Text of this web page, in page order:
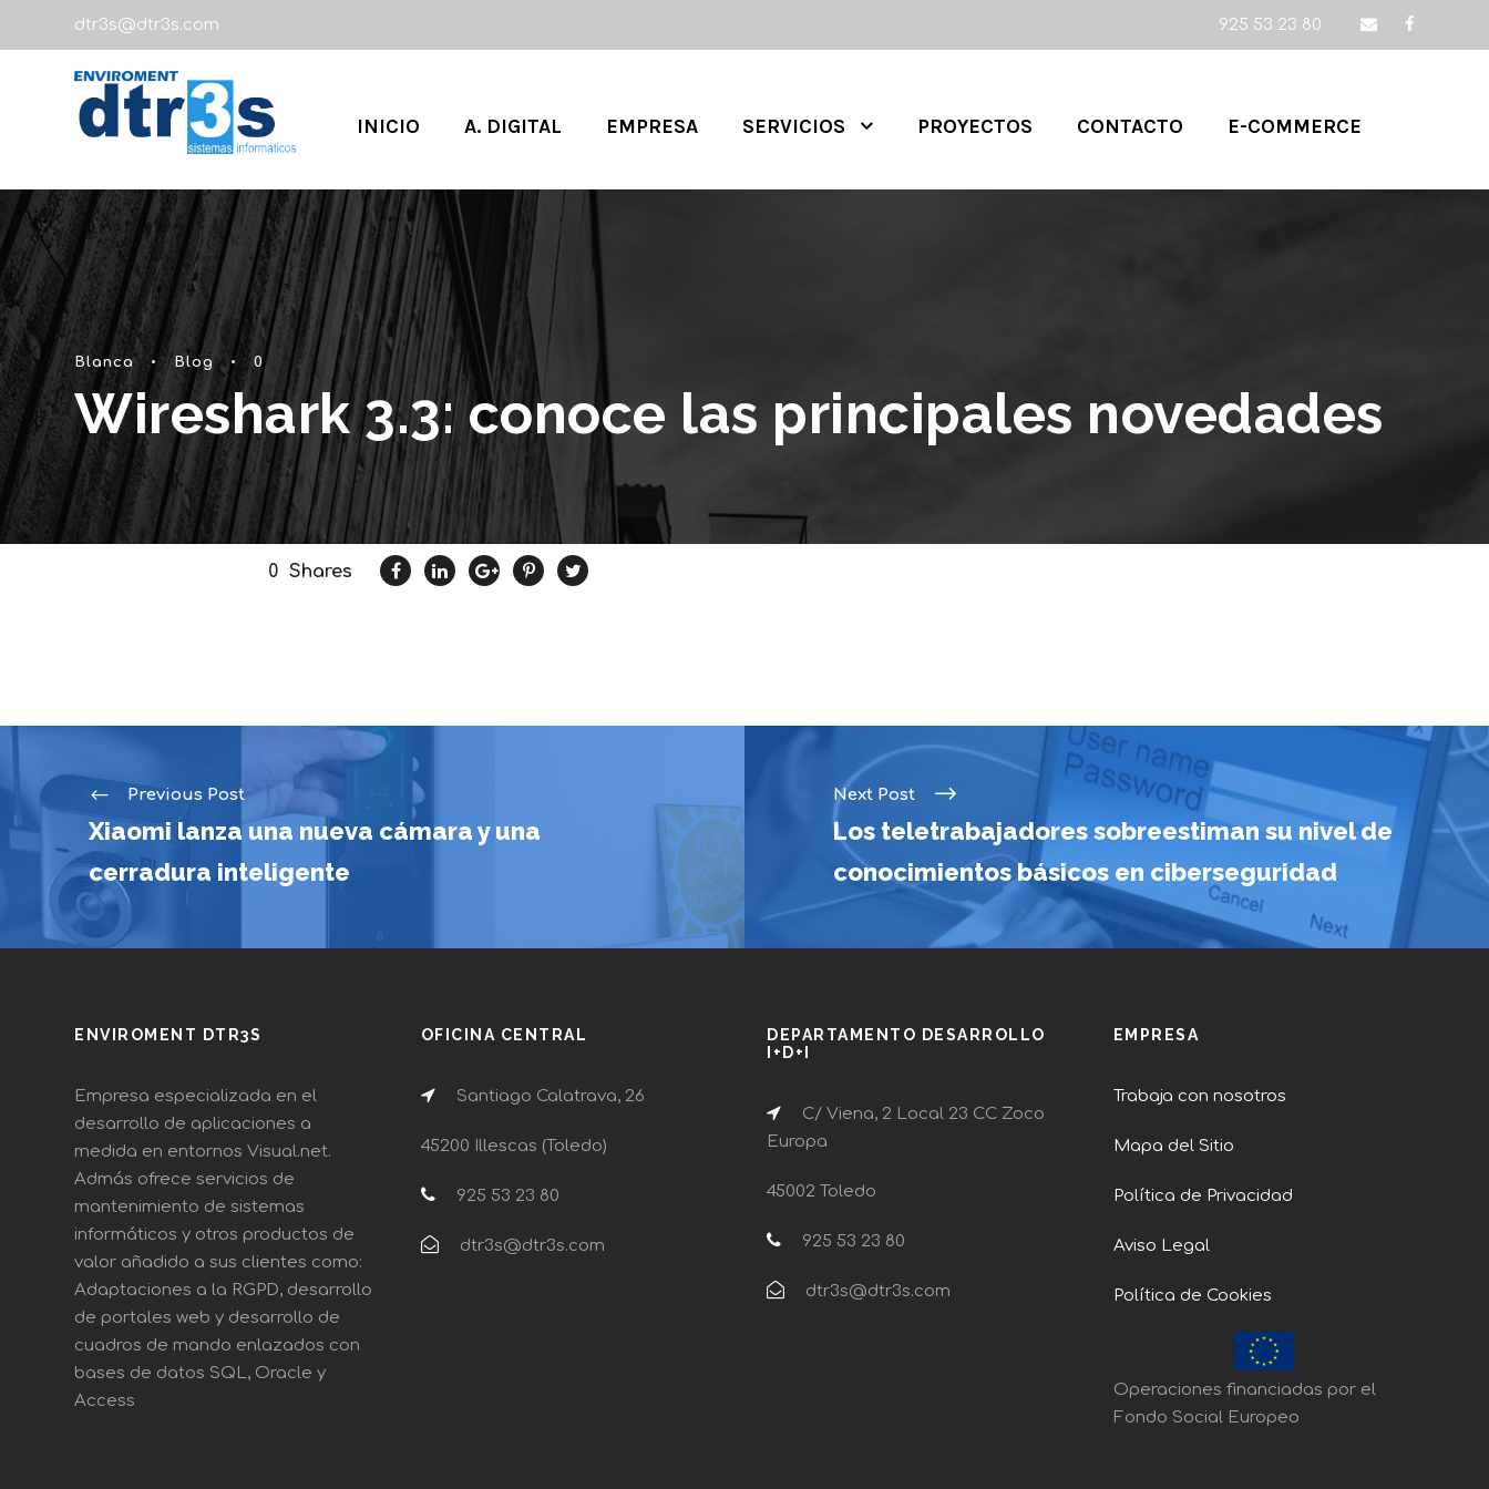
dtr3s@dtr3s.com 925 53 23 80
INICIO A. DIGITAL EMPRESA SERVICIOS PROYECTOS CONTACTO E-COMMERCE
Blanca • Blog • 0
Wireshark 3.3: conoce las principales novedades
0 Shares
Previous Post
Xiaomi lanza una nueva cámara y una
cerradura inteligente
Next Post
Los teletrabajadores sobreestiman su nivel de
conocimientos básicos en ciberseguridad
ENVIROMENT DTR3S
Empresa especializada en el
desarrollo de aplicaciones a
medida en entornos Visual.net.
Admás ofrece servicios de
mantenimiento de sistemas
informáticos y otros productos de
valor añadido a sus clientes como:
Adaptaciones a la RGPD, desarrollo
de portales web y desarrollo de
cuadros de mando enlazados con
bases de datos SQL, Oracle y
Access
OFICINA CENTRAL
Santiago Calatrava, 26
45200 Illescas (Toledo)
925 53 23 80
dtr3s@dtr3s.com
DEPARTAMENTO DESARROLLO
I+D+I
C/ Viena, 2 Local 23 CC Zoco
Europa
45002 Toledo
925 53 23 80
dtr3s@dtr3s.com
EMPRESA
Trabaja con nosotros
Mapa del Sitio
Política de Privacidad
Aviso Legal
Política de Cookies
Operaciones financiadas por el
Fondo Social Europeo